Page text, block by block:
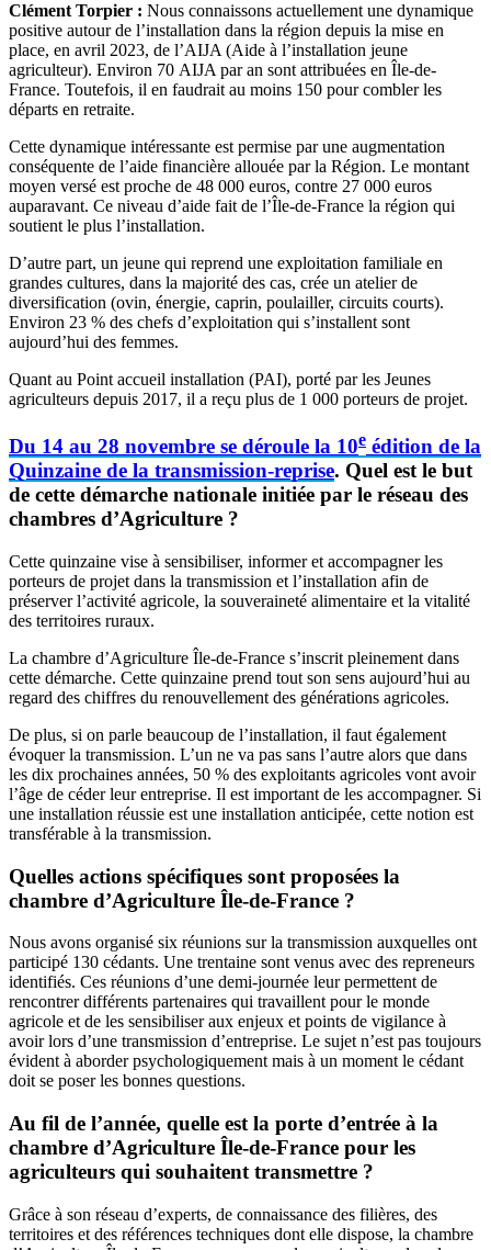
Clément Torpier : Nous connaissons actuellement une dynamique
positive autour de l’installation dans la région depuis la mise en
place, en avril 2023, de l’AIJA (Aide à l’installation jeune
agriculteur). Environ 70 AIJA par an sont attribuées en Île-de-
France. Toutefois, il en faudrait au moins 150 pour combler les
départs en retraite.
Cette dynamique intéressante est permise par une augmentation
conséquente de l’aide financière allouée par la Région. Le montant
moyen versé est proche de 48 000 euros, contre 27 000 euros
auparavant. Ce niveau d’aide fait de l’Île-de-France la région qui
soutient le plus l’installation.
D’autre part, un jeune qui reprend une exploitation familiale en
grandes cultures, dans la majorité des cas, crée un atelier de
diversification (ovin, énergie, caprin, poulailler, circuits courts).
Environ 23 % des chefs d’exploitation qui s’installent sont
aujourd’hui des femmes.
Quant au Point accueil installation (PAI), porté par les Jeunes
agriculteurs depuis 2017, il a reçu plus de 1 000 porteurs de projet.
Du 14 au 28 novembre se déroule la 10e édition de la
Quinzaine de la transmission-reprise. Quel est le but
de cette démarche nationale initiée par le réseau des
chambres d’Agriculture ?
Cette quinzaine vise à sensibiliser, informer et accompagner les
porteurs de projet dans la transmission et l’installation afin de
préserver l’activité agricole, la souveraineté alimentaire et la vitalité
des territoires ruraux.
La chambre d’Agriculture Île-de-France s’inscrit pleinement dans
cette démarche. Cette quinzaine prend tout son sens aujourd’hui au
regard des chiffres du renouvellement des générations agricoles.
De plus, si on parle beaucoup de l’installation, il faut également
évoquer la transmission. L’un ne va pas sans l’autre alors que dans
les dix prochaines années, 50 % des exploitants agricoles vont avoir
l’âge de céder leur entreprise. Il est important de les accompagner. Si
une installation réussie est une installation anticipée, cette notion est
transférable à la transmission.
Quelles actions spécifiques sont proposées la
chambre d’Agriculture Île-de-France ?
Nous avons organisé six réunions sur la transmission auxquelles ont
participé 130 cédants. Une trentaine sont venus avec des repreneurs
identifiés. Ces réunions d’une demi-journée leur permettent de
rencontrer différents partenaires qui travaillent pour le monde
agricole et de les sensibiliser aux enjeux et points de vigilance à
avoir lors d’une transmission d’entreprise. Le sujet n’est pas toujours
évident à aborder psychologiquement mais à un moment le cédant
doit se poser les bonnes questions.
Au fil de l’année, quelle est la porte d’entrée à la
chambre d’Agriculture Île-de-France pour les
agriculteurs qui souhaitent transmettre ?
Grâce à son réseau d’experts, de connaissance des filières, des
territoires et des références techniques dont elle dispose, la chambre